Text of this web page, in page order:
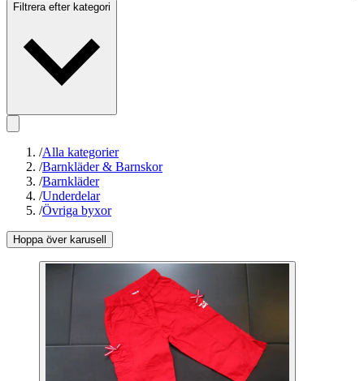
Filtrera efter kategori
/Alla kategorier
/Barnkläder & Barnskor
/Barnkläder
/Underdelar
/Övriga byxor
Hoppa över karusell